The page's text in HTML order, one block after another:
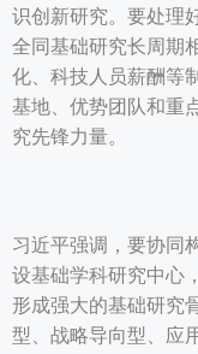
识创新研究。要处理
全同基础研究长周期
化、科技人员薪酬等
基地、优势团队和重
究先锋力量。
习近平强调，要协同
设基础学科研究中心
形成强大的基础研究
型、战略导向型、应